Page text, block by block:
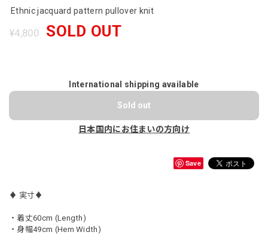
Ethnic jacquard pattern pullover knit
¥4,800 SOLD OUT
International shipping available
Sold out
日本国内にお住まいの方向け
Save
♦︎ 実寸♦︎
・着丈60cm (Length)
・身幅49cm (Hem Width)